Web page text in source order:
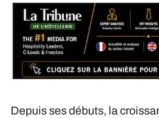
Depuis ses débuts, la